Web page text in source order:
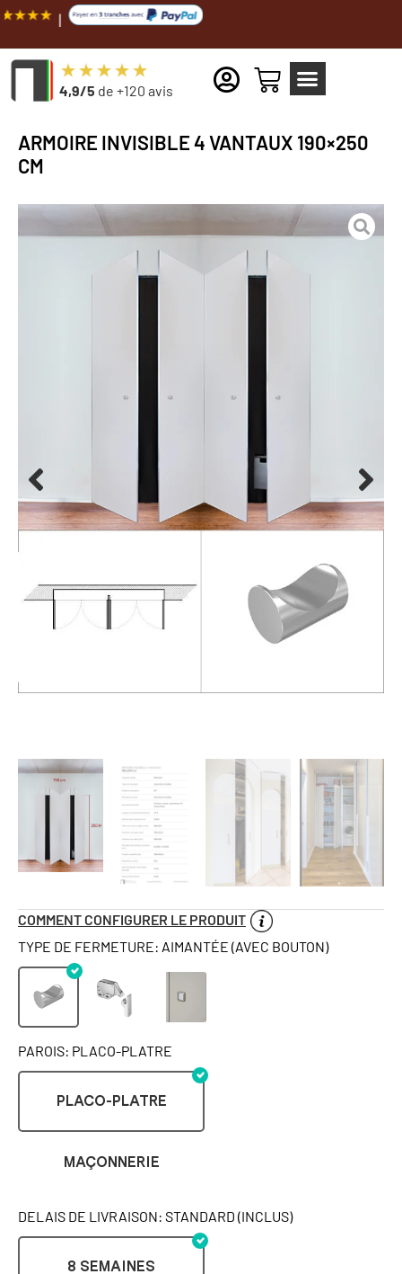
4,9/5 de +120 avis
ARMOIRE INVISIBLE 4 VANTAUX 190×250
CM
COMMENT CONFIGURER LE PRODUIT
TYPE DE FERMETURE: AIMANTÉE (AVEC BOUTON)
PAROIS: PLACO-PLATRE
PLACO-PLATRE
MAÇONNERIE
DELAIS DE LIVRAISON: STANDARD (INCLUS)
8 SEMAINES